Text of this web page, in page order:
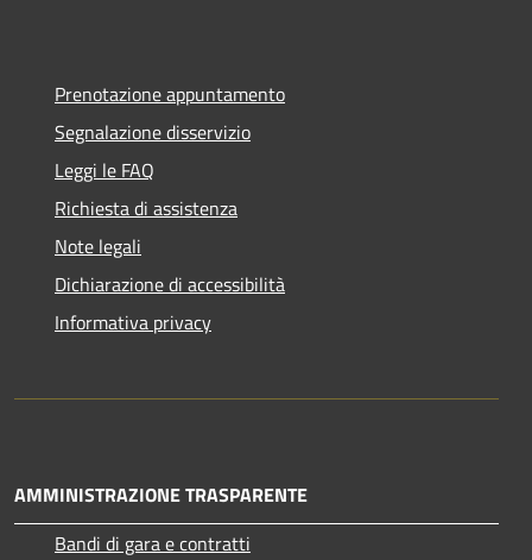
Prenotazione appuntamento
Segnalazione disservizio
Leggi le FAQ
Richiesta di assistenza
Note legali
Dichiarazione di accessibilità
Informativa privacy
AMMINISTRAZIONE TRASPARENTE
Bandi di gara e contratti